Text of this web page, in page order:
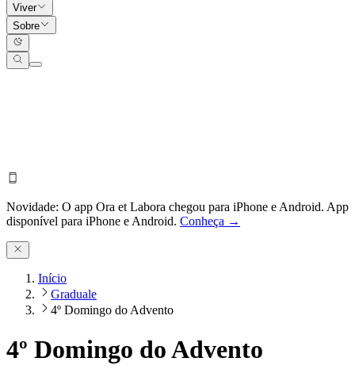
Viver
Sobre
Novidade: O app Ora et Labora chegou para iPhone e Android. App
disponível para iPhone e Android. Conheça →
Início
Graduale
4º Domingo do Advento
4º Domingo do Advento